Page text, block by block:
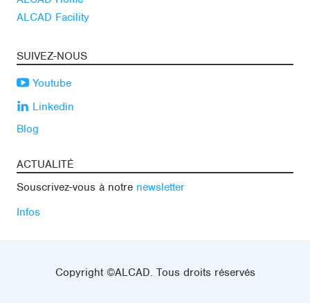
ALCAD Facility
SUIVEZ-NOUS
Youtube
Linkedin
Blog
ACTUALITÉ
Souscrivez-vous à notre newsletter
Infos
Copyright ©ALCAD. Tous droits réservés